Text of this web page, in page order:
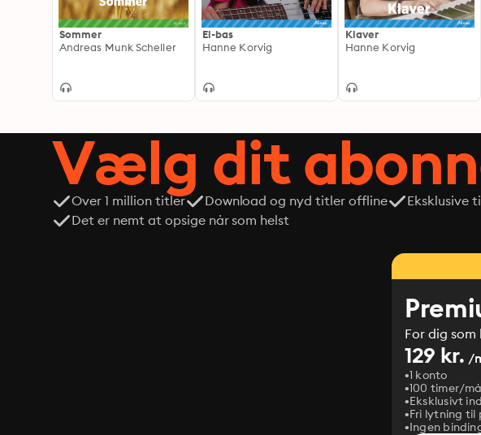
Sommer
Andreas Munk Scheller
El-bas
Hanne Korvig
Klaver
Hanne Korvig
Vælg dit
Over 1 million titler Download og nyd titler offline Eksklusive
Det er nemt at opsige når som helst
For dig
129 kr. /
1 konto
100 timer/
Eksklusivt
Fri lytning til
Ingen